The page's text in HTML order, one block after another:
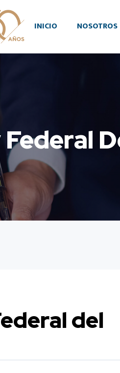
INICIO NOSOTROS
del